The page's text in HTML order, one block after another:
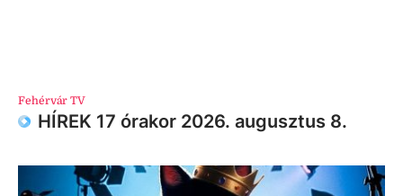
Fehérvár TV
HÍREK 17 órakor 2026. augusztus 8.